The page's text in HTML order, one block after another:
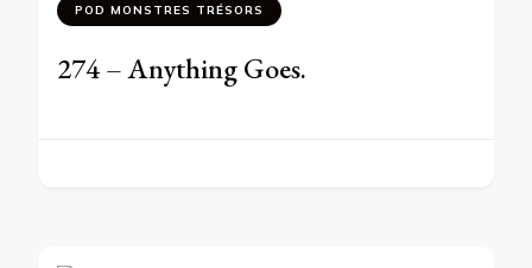
POD MONSTRES TRÉSORS
274 – Anything Goes.